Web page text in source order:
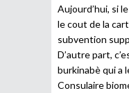
Aujourd’hui, si
le cout de la
subvention
D’autre part,
burkinabè qui a
Consulaire